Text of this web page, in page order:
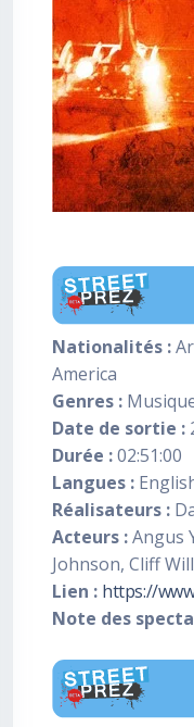
Nationalités :
America
Genres :
Date de sortie :
Durée :02:51:00
Langues :
Réalisateurs :
Acteurs :Angus
Johnson, Cliff
Lien : https://
Note des